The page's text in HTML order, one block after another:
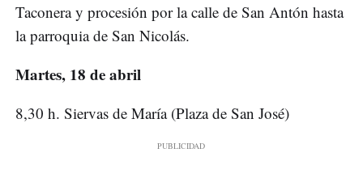
Taconera y procesión por la calle de San Antón hasta
la parroquia de San Nicolás.
Martes, 18 de abril
8,30 h. Siervas de María (Plaza de San José)